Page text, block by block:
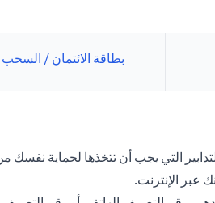
بطاقة الائتمان / السحب
التي يجب أن تتخذها لحماية نفسك من
الإنترنت.